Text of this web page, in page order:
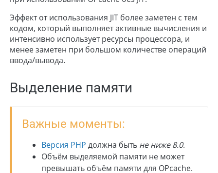
Эффект от использования JIT более заметен с тем
кодом, который выполняет активные вычисления и
интенсивно использует ресурсы процессора, и
менее заметен при большом количестве операций
ввода/вывода.
Выделение памяти
Важные моменты:
Версия PHP должна быть не ниже 8.0.
Объём выделяемой памяти не может
превышать объём памяти для OPcache.